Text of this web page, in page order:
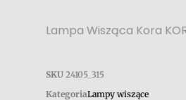
Lampa Wisząca Kora
SKU 24105_315
KategoriaLampy wiszące